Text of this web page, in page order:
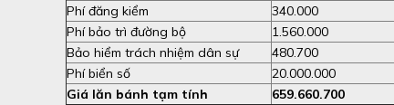
Phí đăng kiểm
340.000
Phí bảo trì đường bộ
1.560.000
Bảo hiểm trách nhiệm dân sự
480.700
Phí biển số
20.000.000
Giá lăn bánh tạm tính
659.660.700